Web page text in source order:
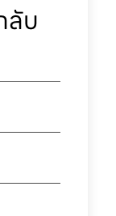
ลับ